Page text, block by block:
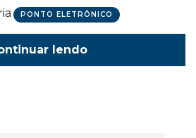
PONTO ELETRÔNICO
lendo